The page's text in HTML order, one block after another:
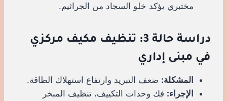
مختبري يؤكد خلو السجاد من الجراثيم.
دراسة حالة 3: تنظيف مكيف مركزي
في مبنى إداري
المشكلة: ضعف التبريد وارتفاع استهلاك الطاقة.
الإجراء: فك وحدات التكييف، تنظيف المبخر